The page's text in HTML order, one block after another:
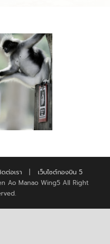
ต่อเรา |
เว็บไซต์กองบิน 5
Ao Manao Wing5 All Right